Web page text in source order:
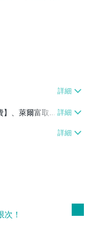
】、萊爾富取
【免運費】
！